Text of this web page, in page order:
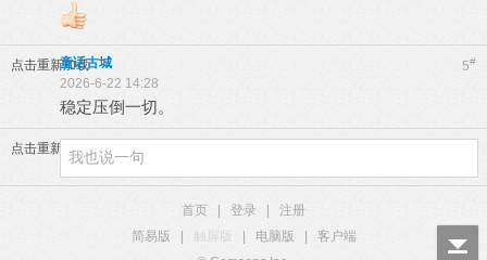
点击重新加载 5#
童话古城
2026-6-22 14:28
稳定压倒一切。
点击重新加载
首页 登录
注册
简易版
触屏版 电脑版
客户端